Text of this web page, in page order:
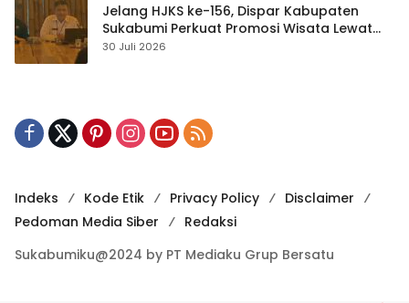
Jelang HJKS ke-156, Dispar Kabupaten
Sukabumi Perkuat Promosi Wisata Lewat
Publikasi Digital
30 Juli 2026
Indeks Kode Etik Privacy Policy
Disclaimer
Pedoman Media Siber
Redaksi
Sukabumiku@2024 by PT Mediaku Grup Bersatu